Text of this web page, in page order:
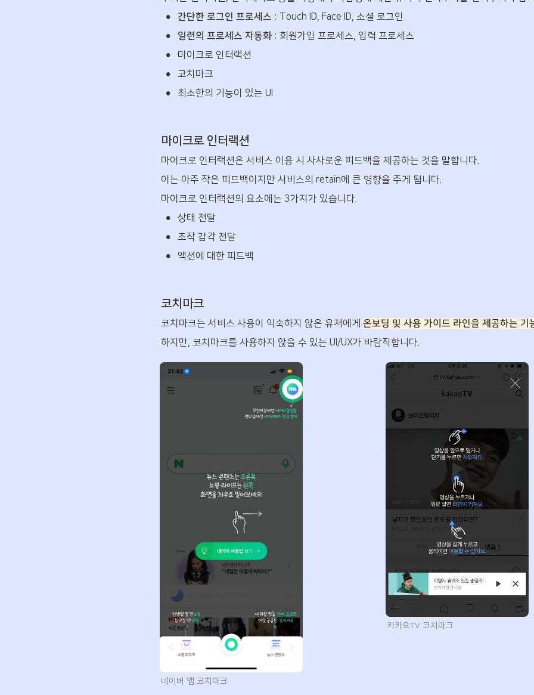
• 간단한 로그인 프로세스 : Touch ID, Face ID, 소셜 로그인
• 일련의 프로세스 자동화 : 회원가입 프로세스, 입력 프로세스
• 마이크로 인터랙션
• 코치마크
• 최소한의 기능이 있는 UI
마이크로 인터랙션
마이크로 인터랙션은 서비스 이용 시 사사로운 피드백을 제공하는 것을 말합니다.
이는 아주 작은 피드백이지만 서비스의 retain에 큰 영향을 주게 됩니다.
마이크로 인터랙션의 요소에는 3가지가 있습니다.
• 상태 전달
• 조작 감각 전달
• 액션에 대한 피드백
코치마크
코치마크는 서비스 사용이 익숙하지 않은 유저에게 온보딩 및 사용 가이드 라인을 제공하는 기
하지만, 코치마크를 사용하지 않을 수 있는 UI/UX가 바람직합니다.
네이버 앱 코치마크
카카오TV 코치마크